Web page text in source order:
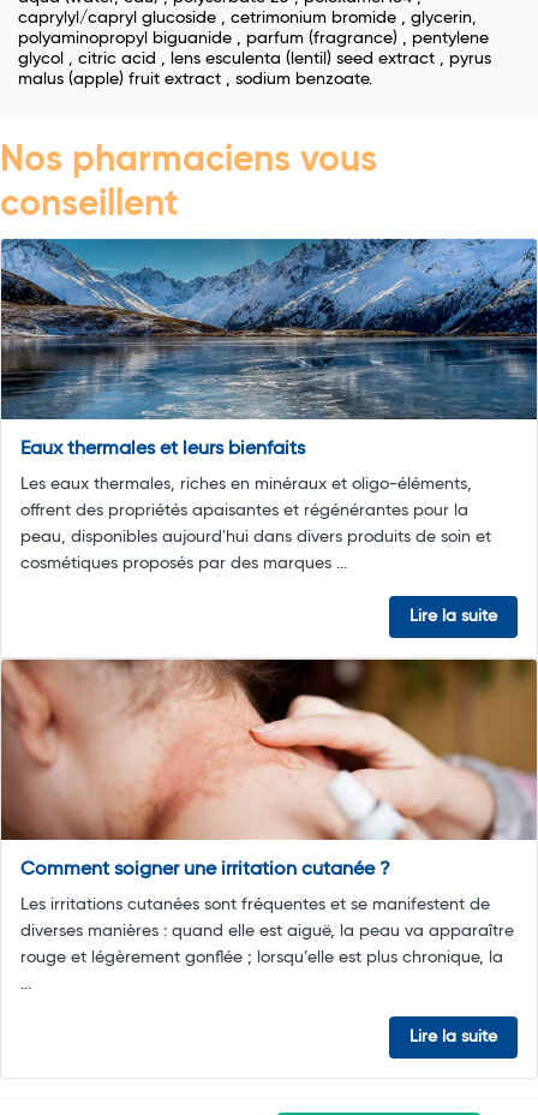
caprylyl/capryl glucoside , cetrimonium bromide , glycerin,
polyaminopropyl biguanide , parfum (fragrance) , pentylene
glycol , citric acid , lens esculenta (lentil) seed extract , pyrus
malus (apple) fruit extract , sodium benzoate.
Nos pharmaciens vous
conseillent
Eaux thermales et leurs bienfaits
Les eaux thermales, riches en minéraux et oligo-éléments,
offrent des propriétés apaisantes et régénérantes pour la
peau, disponibles aujourd'hui dans divers produits de soin et
cosmétiques proposés par des marques ...
Lire la suite
Comment soigner une irritation cutanée ?
Les irritations cutanées sont fréquentes et se manifestent de
diverses manières : quand elle est aiguë, la peau va apparaître
rouge et légèrement gonflée ; lorsqu’elle est plus chronique, la
...
Lire la suite